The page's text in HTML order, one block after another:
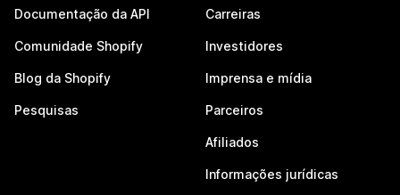
Documentação da API
Comunidade Shopify
Blog da Shopify
Pesquisas
Carreiras
Investidores
Imprensa e mídia
Parceiros
Afiliados
Informações jurídicas